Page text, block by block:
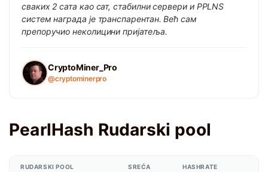
сваких 2 сата као сат, стабилни сервери и PPLNS
систем награда је транспарентан. Већ сам
препоручио неколицини пријатеља.
CryptoMiner_Pro
@cryptominerpro
PearlHash Rudarski pool
RUDARSKI POOL SREĆA HASHRATE